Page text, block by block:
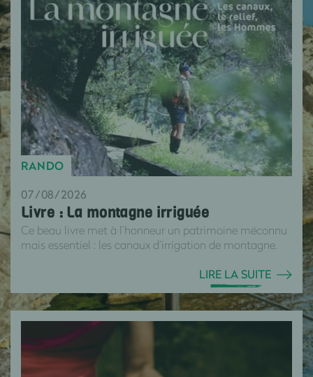
RANDO
07/08/2026
Livre : La montagne irriguée
Ce beau livre met à l’honneur un patrimoine méconnu
mais essentiel : les canaux d’irrigation de montagne.
LIRE LA SUITE